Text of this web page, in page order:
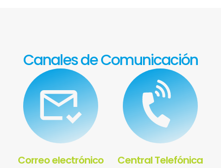
Canales de Comunicación
Correo electrónico Central Telefónica